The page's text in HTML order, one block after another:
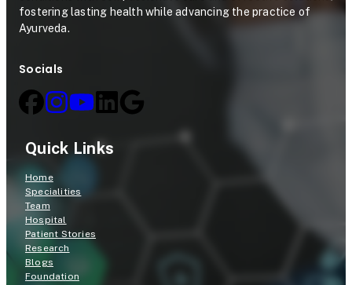
fostering lasting health while advancing the practice of
Ayurveda.
Socials
Quick Links
Home
Specialities
Team
Hospital
Patient Stories
Research
Blogs
Foundation